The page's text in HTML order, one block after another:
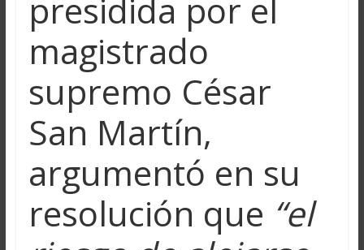
presidida por el
magistrado
supremo César
San Martín,
argumentó en su
resolución que “el